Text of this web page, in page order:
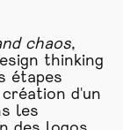
chaos,
thinking
étapes
d'un
les